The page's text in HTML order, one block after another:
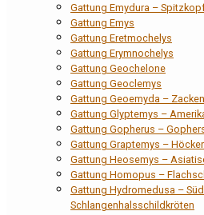
Gattung Emydura –
Gattung Emys
Gattung Eretmochelys
Gattung Erymnochelys
Gattung Geochelone
Gattung Geoclemys
Gattung Geoemyda –
Gattung Glyptemys –
Gattung Gopherus –
Gattung Graptemys –
Gattung Heosemys –
Gattung Homopus –
Gattung Hydromedusa –
Schlangenhalsschildkröten